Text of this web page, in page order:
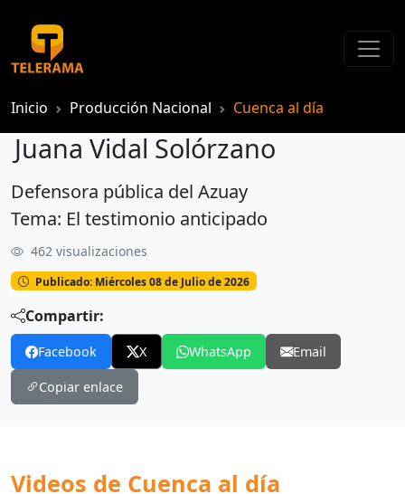
Inicio Producción Nacional Cuenca al día
Juana Vidal Solórzano
Defensora pública del Azuay
Tema: El testimonio anticipado
462 visualizaciones
Publicado: Miércoles 08 de Julio de 2026
Compartir:
Facebook X WhatsApp Email
Copiar enlace
Videos de Cuenca al día